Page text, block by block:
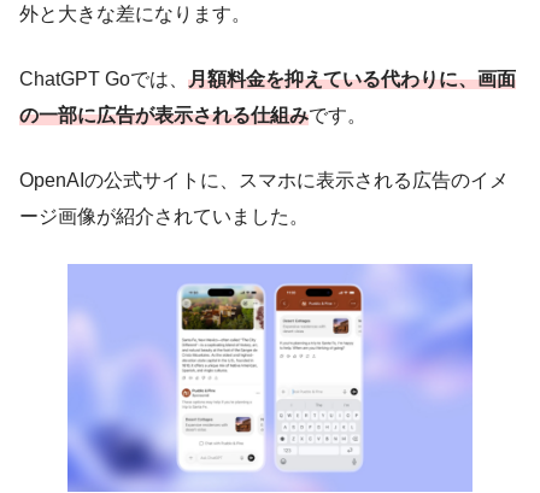
外と大きな差になります。
ChatGPT Goでは、 月額料金を抑えている代わりに、画面
の一部に広告が表示される仕組みです。
OpenAIの公式サイトに、スマホに表示される広告のイメ
ージ画像が紹介されていました。